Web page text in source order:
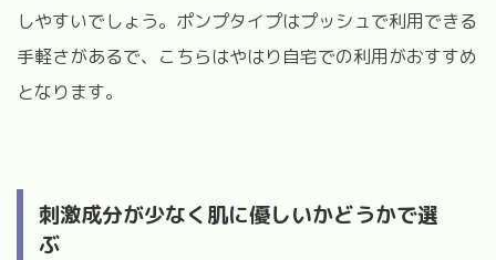
しやすいでしょう。ポンプタイプはプッシュで利用できる
手軽さがあるで、こちらはやはり自宅での利用がおすすめ
となります。
刺激成分が少なく肌に優しいかどうかで選
ぶ